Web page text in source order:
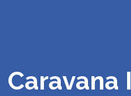
Caravana I